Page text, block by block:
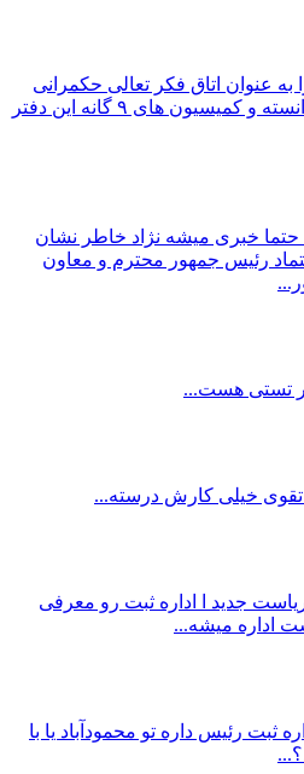
عنوان اتاق فکر تعالی حکمرانی
ساختار اجرایی کشور دانسته و کمیسیون های ۹ گانه این دفتر
خبری میشه نژاد خاطر نشان
رئیس جمهور محترم و معاون
تستی هست...
تقوی خیلی کارش درسته...
جدید ا اداره ثبت‌ رو معرفی
اداره‌ میشه...
ثبت رئیس داره تو محمودآباد یا با